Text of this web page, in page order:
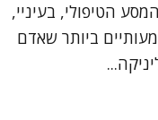
הטיפולי, בעיניי,
ביותר שאדם